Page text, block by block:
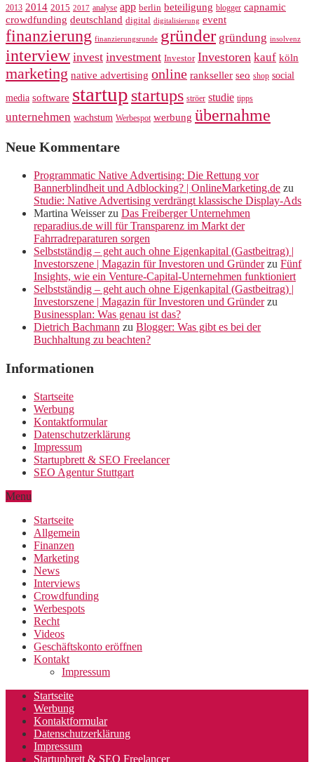
2013 2014 2015 2017 analyse app berlin beteiligung blogger capnamic
crowdfunding deutschland digital digitalisierung event
finanzierung finanzierungsrunde gründer gründung insolvenz
interview invest investment Investor Investoren kauf köln
marketing native advertising online rankseller seo shop social
media software startup startups ströer studie tipps
unternehmen wachstum Werbespot werbung übernahme
Neue Kommentare
Programmatic Native Advertising: Die Rettung vor
Bannerblindheit und Adblocking? | OnlineMarketing.de zu
Studie: Native Advertising verdrängt klassische Display-Ads
Martina Weisserzu Das Freiberger Unternehmen
reparadius.de will für Transparenz im Markt der
Fahrradreparaturen sorgen
Selbstständig – geht auch ohne Eigenkapital (Gastbeitrag) |
Investorszene | Magazin für Investoren und Gründerzu Fünf
Insights, wie ein Venture-Capital-Unternehmen funktioniert
Selbstständig – geht auch ohne Eigenkapital (Gastbeitrag) |
Investorszene | Magazin für Investoren und Gründerzu
Businessplan: Was genau ist das?
Dietrich Bachmann zu Blogger: Was gibt es bei der
Buchhaltung zu beachten?
Informationen
Startseite
Werbung
Kontaktformular
Datenschutzerklärung
Impressum
Startupbrett & SEO Freelancer
SEO Agentur Stuttgart
Menu
Startseite
Allgemein
Finanzen
Marketing
News
Interviews
Crowdfunding
Werbespots
Recht
Videos
Geschäftskonto eröffnen
Kontakt
Impressum
Startseite
Werbung
Kontaktformular
Datenschutzerklärung
Impressum
Startupbrett & SEO Freelancer